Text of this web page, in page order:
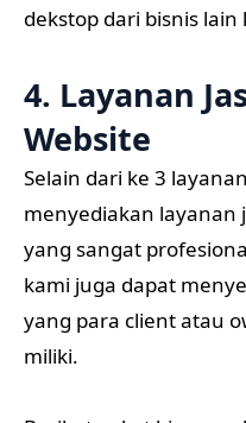
dekstop dari bisnis lain
4. Layanan
Website
Selain dari ke 3
menyediakan layanan
yang sangat
kami juga dapat
yang para client atau
miliki.